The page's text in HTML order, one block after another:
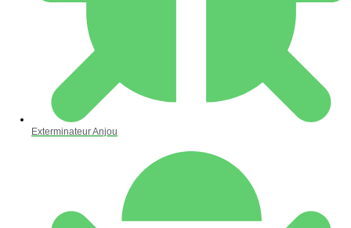
Exterminateur Anjou